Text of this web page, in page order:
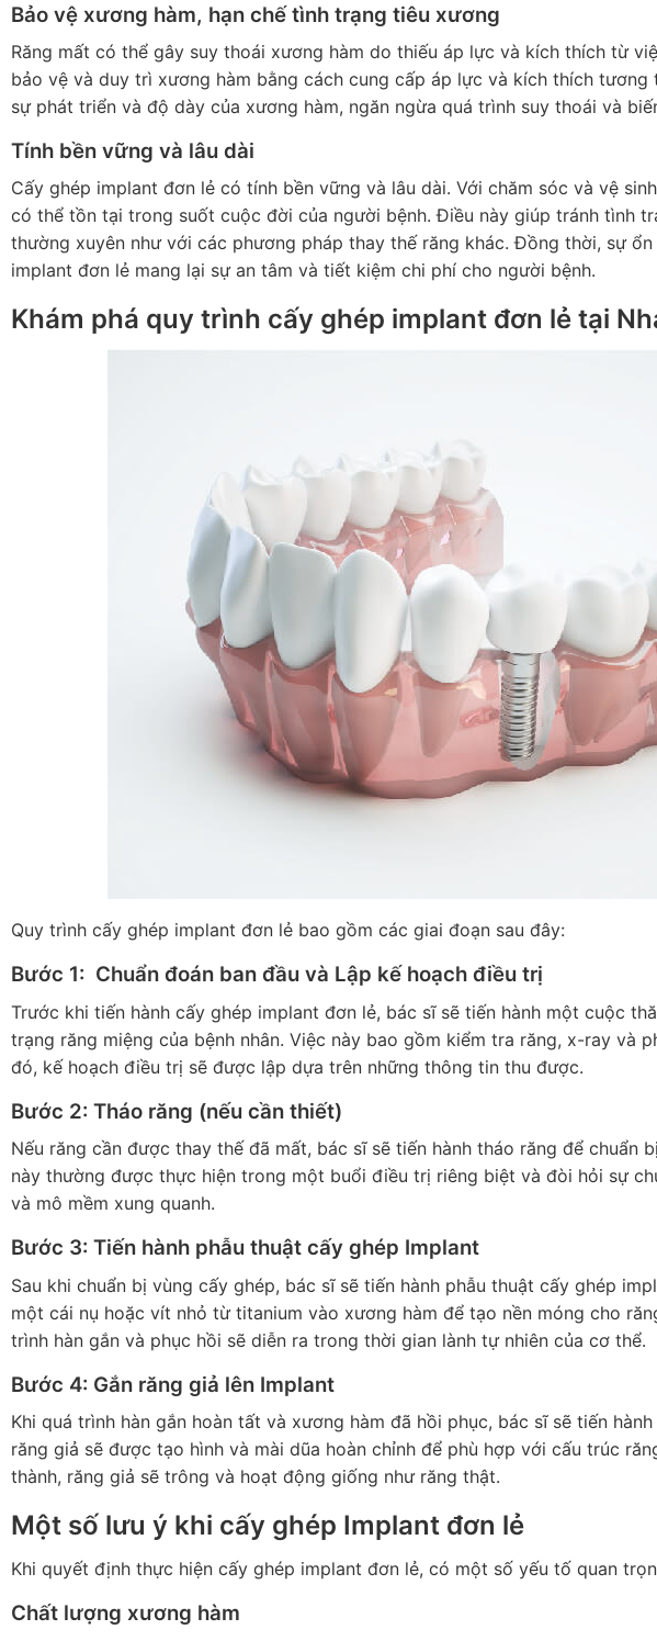
Bảo vệ xương hàm, hạn chế tình trạng tiêu xương
Răng mất có thể gây suy thoái xương hàm do thiếu áp lực và kích thích từ
bảo vệ và duy trì xương hàm bằng cách cung cấp áp lực và kích thích
sự phát triển và độ dày của xương hàm, ngăn ngừa quá trình suy thoái và
Tính bền vững và lâu dài
Cấy ghép implant đơn lẻ có tính bền vững và lâu dài. Với chăm sóc và vệ
có thể tồn tại trong suốt cuộc đời của người bệnh. Điều này giúp tránh tình
thường xuyên như với các phương pháp thay thế răng khác. Đồng thời, sự
implant đơn lẻ mang lại sự an tâm và tiết kiệm chi phí cho người bệnh.
Khám phá quy trình cấy ghép implant đơn lẻ tại
Quy trình cấy ghép implant đơn lẻ bao gồm các giai đoạn sau đây:
Bước 1: Chuẩn đoán ban đầu và Lập kế hoạch điều trị
Trước khi tiến hành cấy ghép implant đơn lẻ, bác sĩ sẽ tiến hành một cuộc
trạng răng miệng của bệnh nhân. Việc này bao gồm kiểm tra răng, x-ray và
đó, kế hoạch điều trị sẽ được lập dựa trên những thông tin thu được.
Bước 2: Tháo răng (nếu cần thiết)
Nếu răng cần được thay thế đã mất, bác sĩ sẽ tiến hành tháo răng để chuẩn
này thường được thực hiện trong một buổi điều trị riêng biệt và đòi hỏi sự
và mô mềm xung quanh.
Bước 3: Tiến hành phẫu thuật cấy ghép Implant
Sau khi chuẩn bị vùng cấy ghép, bác sĩ sẽ tiến hành phẫu thuật cấy ghép
một cái nụ hoặc vít nhỏ từ titanium vào xương hàm để tạo nền móng cho
trình hàn gắn và phục hồi sẽ diễn ra trong thời gian lành tự nhiên của cơ thể.
Bước 4: Gắn răng giả lên Implant
Khi quá trình hàn gắn hoàn tất và xương hàm đã hồi phục, bác sĩ sẽ tiến
răng giả sẽ được tạo hình và mài dũa hoàn chỉnh để phù hợp với cấu trúc
thành, răng giả sẽ trông và hoạt động giống như răng thật.
Một số lưu ý khi cấy ghép Implant đơn lẻ
Khi quyết định thực hiện cấy ghép implant đơn lẻ, có một số yếu tố quan
Chất lượng xương hàm